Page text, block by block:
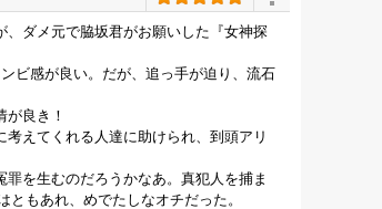
ダメ元で脇坂君がお願いした『女神探
ビ感が良い。だが、追っ手が迫り、流石
良き！
えてくれる人達に助けられ、到頭アリ
を生むのだろうかなあ。真犯人を捕ま
もあれ、めでたしなオチだった。